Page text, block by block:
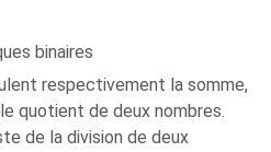
binaires
respectivement la somme,
quotient de deux nombres.
de la division de deux